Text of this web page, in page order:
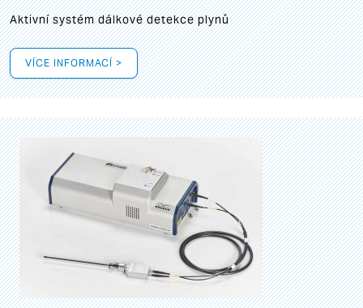
Aktivní systém dálkové detekce plynů
VÍCE INFORMACÍ >